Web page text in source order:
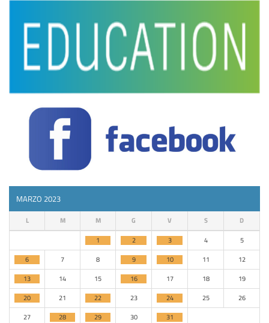
MARZO 2023
L M M G V S D
1 2 3 4
5
6
7 8 9 10 11
12
13
14 15 16 17 18
19
20
21 22 23 24 25
26
27
28 29 30 31